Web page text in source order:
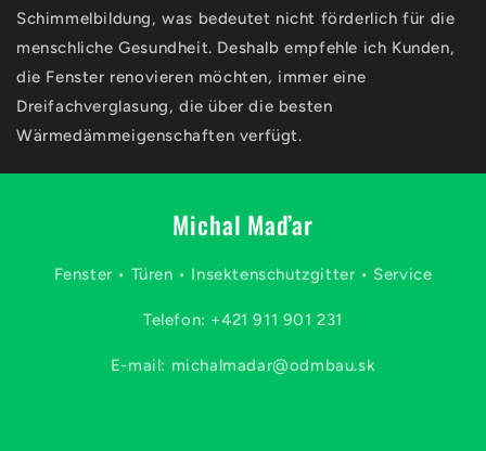
Schimmelbildung, was bedeutet nicht förderlich für die
menschliche Gesundheit. Deshalb empfehle ich Kunden,
die Fenster renovieren möchten, immer eine
Dreifachverglasung, die über die besten
Wärmedämmeigenschaften verfügt.
Michal Maďar
Fenster • Türen • Insektenschutzgitter • Service
Telefon: +421 911 901 231
E-mail: michalmadar@odmbau.sk